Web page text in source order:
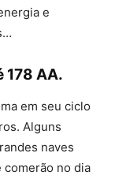
e
178 AA.
em seu ciclo
Alguns
naves
comerão no dia